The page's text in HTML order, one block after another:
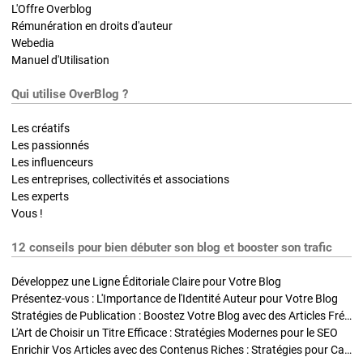
L'Offre Overblog
Rémunération en droits d'auteur
Webedia
Manuel d'Utilisation
Qui utilise OverBlog ?
Les créatifs
Les passionnés
Les influenceurs
Les entreprises, collectivités et associations
Les experts
Vous !
12 conseils pour bien débuter son blog et booster son trafic
Développez une Ligne Éditoriale Claire pour Votre Blog
Présentez-vous : L'Importance de l'Identité Auteur pour Votre Blog
Stratégies de Publication : Boostez Votre Blog avec des Articles Fréquents et Exclusifs
L'Art de Choisir un Titre Efficace : Stratégies Modernes pour le SEO
Enrichir Vos Articles avec des Contenus Riches : Stratégies pour Captiver et Optimiser